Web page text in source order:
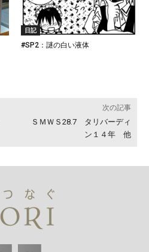
日記
#SP2：謎の白い液体
次の記事
ＳＭＷＳ28.7 タリバーディ
ン１４年 他